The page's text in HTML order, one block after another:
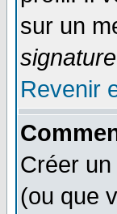
sur un
signature
Revenir
Créer
(ou que